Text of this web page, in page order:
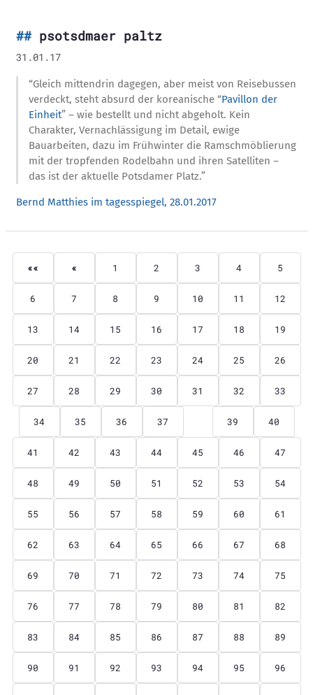
psotsdmaer paltz
31.01.17
“Gleich mittendrin dagegen, aber meist von Reisebussen
verdeckt, steht absurd der koreanische “Pavillon der
Einheit” – wie bestellt und nicht abgeholt. Kein
Charakter, Vernachlässigung im Detail, ewige
Bauarbeiten, dazu im Frühwinter die Ramschmöblierung
mit der tropfenden Rodelbahn und ihren Satelliten –
das ist der aktuelle Potsdamer Platz.”
Bernd Matthies im tagesspiegel, 28.01.2017
«« « 1 2 3 4 5
6 7 8 9 10 11 12
13 14 15 16 17 18 19
20 21 22 23 24 25 26
27 28 29 30 31 32 33
34 35 36 37 39 40
41 42 43 44 45 46 47
48 49 50 51 52 53 54
55 56 57 58 59 60 61
62 63 64 65 66 67 68
69 70 71 72 73 74 75
76 77 78 79 80 81 82
83 84 85 86 87 88 89
90 91 92 93 94 95 96